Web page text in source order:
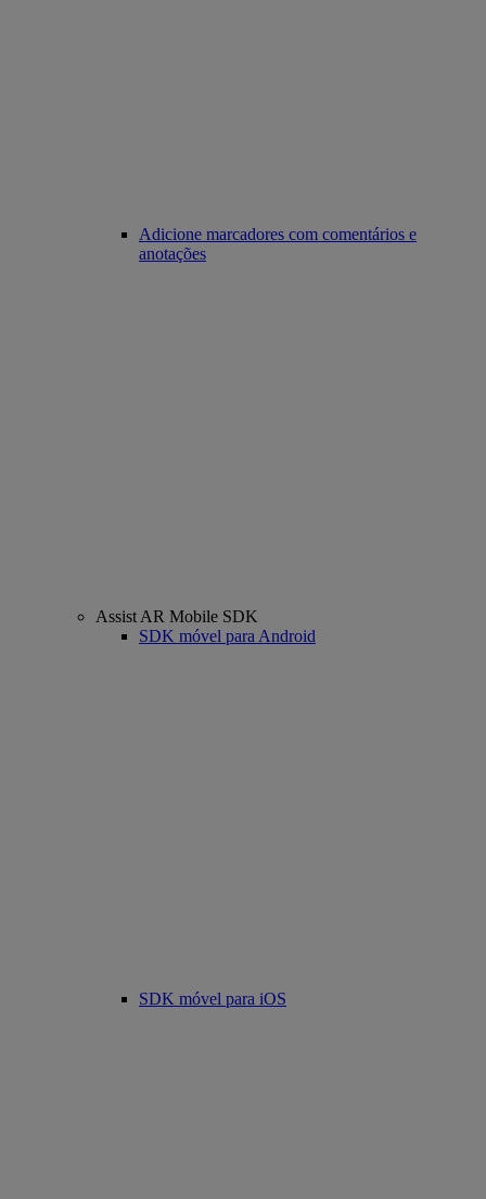
Adicione marcadores com comentários e
anotações
Assist AR Mobile SDK
SDK móvel para Android
SDK móvel para iOS